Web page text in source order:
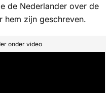
de Nederlander over de
hem zijn geschreven.
onder video